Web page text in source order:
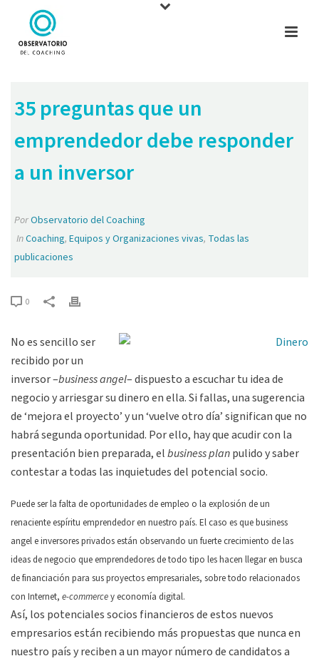
35 preguntas que un
emprendedor debe responder
a un inversor
PorObservatorio del Coaching
InCoaching, Equipos y Organizaciones vivas, Todas las
publicaciones
0
No es sencillo ser
recibido por un
inversor –business angel– dispuesto a escuchar tu idea de
negocio y arriesgar su dinero en ella. Si fallas, una sugerencia
de ‘mejora el proyecto’ y un ‘vuelve otro día’ significan que no
habrá segunda oportunidad. Por ello, hay que acudir con la
presentación bien preparada, elbusiness planpulido y saber
contestar a todas las inquietudes del potencial socio.
Puede ser la falta de oportunidades de empleo o la explosión de un
renaciente espíritu emprendedor en nuestro país. El caso es que business
angel e inversores privados están observando un fuerte crecimiento de las
ideas de negocio que emprendedores de todo tipo les hacen llegar en busca
de financiación para sus proyectos empresariales, sobre todo relacionados
con Internet, e-commercey economía digital.
Así, los potenciales socios financieros de estos nuevos
empresarios están recibiendo más propuestas que nunca en
nuestro país y reciben a un mayor número de candidatos a